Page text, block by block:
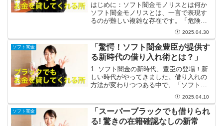
はじめに：ソフト闇金モノリスとは何か
ソフト闇金モノリスとは、一言で表現す
るのが難しい複雑な存在です。「危険」
や「違法」というイメージを持たれるこ
とが多いですが、その実、現代の金融の
中で新たなニーズに応えようとする一面
もあります。彼らは、従来...
2025.04.30
ソフト闇金
「驚愕！ソフト闇金豊臣が提供す
る新時代の借り入れ術とは？」
1. ソフト闇金の新時代、豊臣の登場！新
しい時代がやってきました。借り入れの
方法が変わりつつある中で、「ソフト闇
金」と呼ばれる新しいカテゴリが注目を
集めています。その中でも「ソフト闇金
豊臣」は、特に際立ったサービスを提供
しています。これまで...
2025.04.10
ソフト闇金
「スーパーブラックでも借りられ
る! 驚きの在籍確認なしの新常